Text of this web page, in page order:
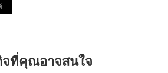
จที่คุณอาจสนใจ